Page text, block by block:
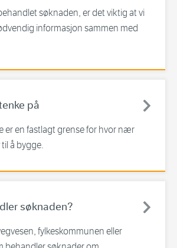
søknaden, er det viktig at vi
informasjon sammen med
på
er en fastlagt grense for hvor nær
å bygge.
søknaden?
fylkeskommunen eller